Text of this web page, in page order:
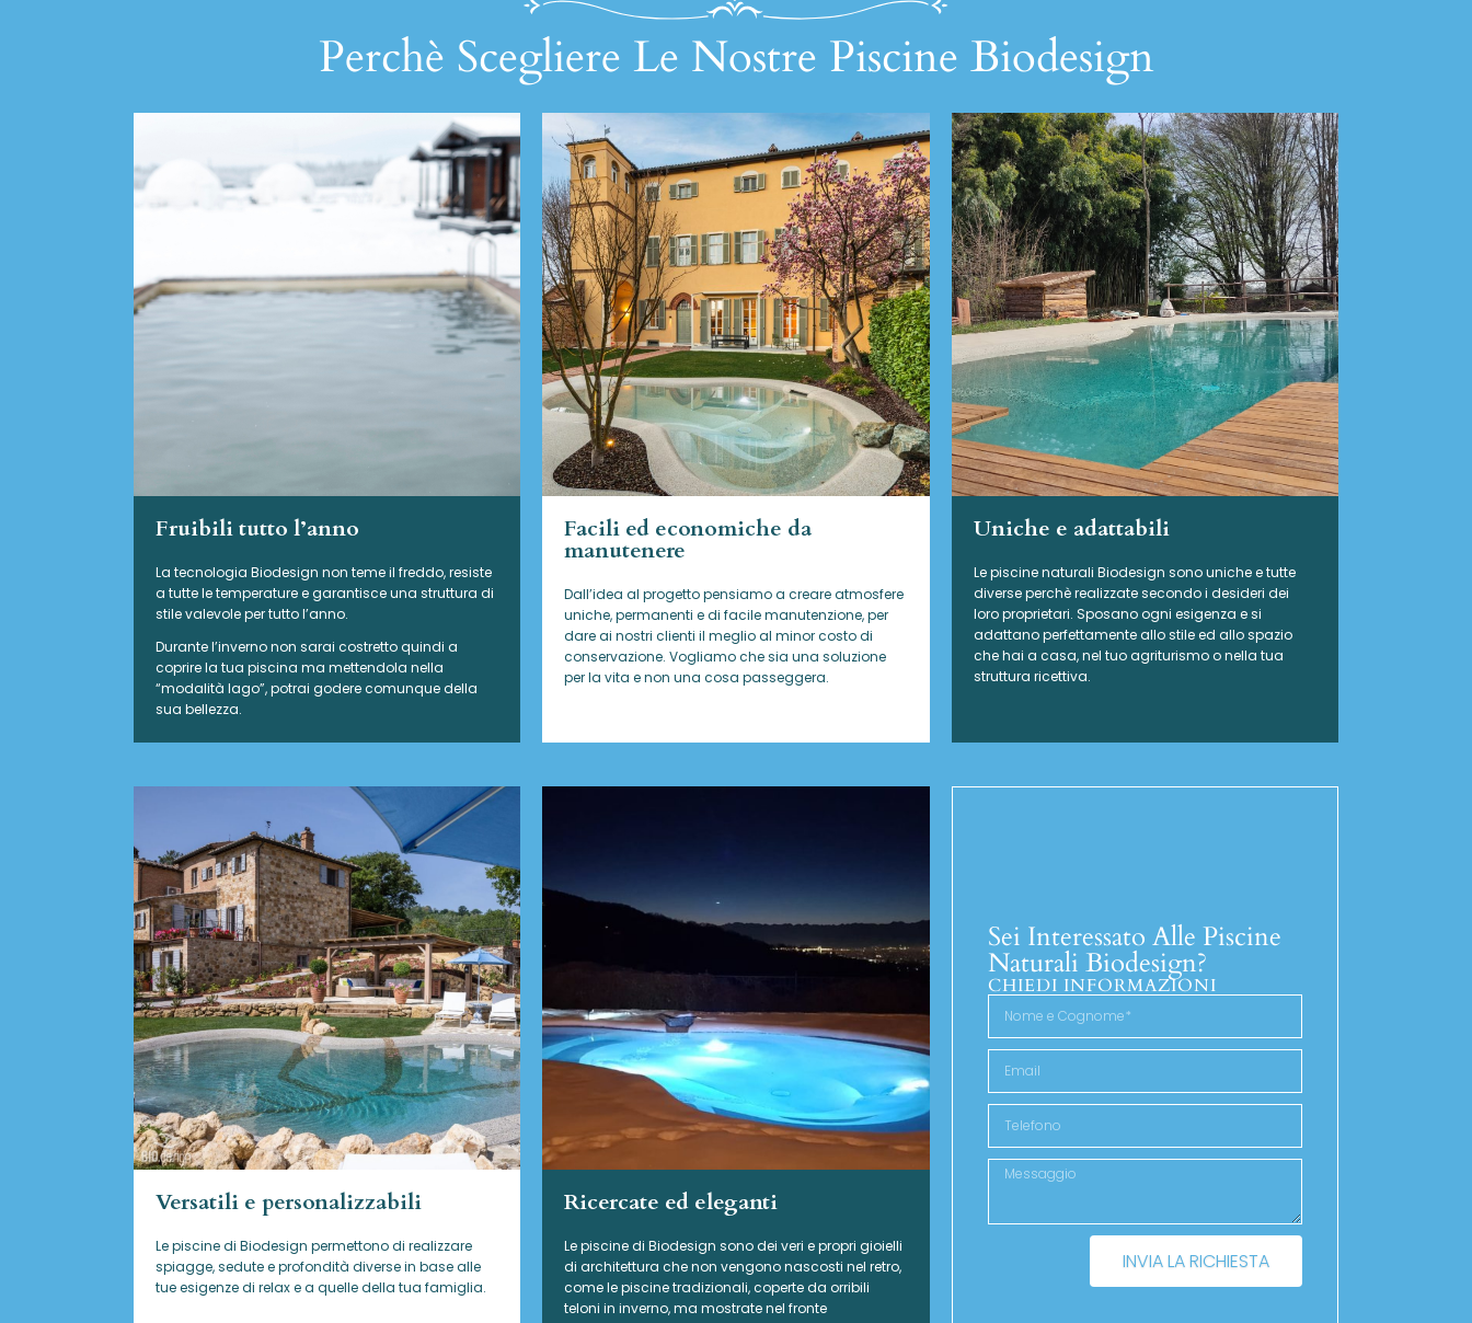
Perchè Scegliere Le Nostre Piscine Biodesign
Fruibili tutto l’anno
La tecnologia Biodesign non teme il freddo, resiste
a tutte le temperature e garantisce una struttura di
stile valevole per tutto l’anno.
Durante l’inverno non sarai costretto quindi a
coprire la tua piscina ma mettendola nella
“modalità lago”, potrai godere comunque della
sua bellezza.
Facili ed economiche da
manutenere
Dall’idea al progetto pensiamo a creare atmosfere
uniche, permanenti e di facile manutenzione, per
dare ai nostri clienti il meglio al minor costo di
conservazione. Vogliamo che sia una soluzione
per la vita e non una cosa passeggera.
Uniche e adattabili
Le piscine naturali Biodesign sono uniche e tutte
diverse perchè realizzate secondo i desideri dei
loro proprietari. Sposano ogni esigenza e si
adattano perfettamente allo stile ed allo spazio
che hai a casa, nel tuo agriturismo o nella tua
struttura ricettiva.
Versatili e personalizzabili
Le piscine di Biodesign permettono di realizzare
spiagge, sedute e profondità diverse in base alle
tue esigenze di relax e a quelle della tua famiglia.
Ricercate ed eleganti
Le piscine di Biodesign sono dei veri e propri gioielli
di architettura che non vengono nascosti nel retro,
come le piscine tradizionali, coperte da orribili
teloni in inverno, ma mostrate nel fronte
Sei Interessato Alle Piscine
Naturali Biodesign?
CHIEDI INFORMAZIONI
INVIA LA RICHIESTA